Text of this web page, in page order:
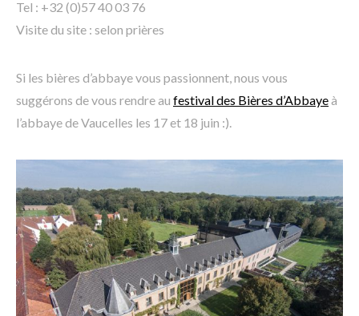
Tel : +32 (0)57 40 03 76
Visite du site : selon prières
Si les bières d’abbaye vous passionnent, nous vous
suggérons de vous rendre au festival des Bières d’Abbayeà
l’abbaye de Vaucelles les 17 et 18 juin :).